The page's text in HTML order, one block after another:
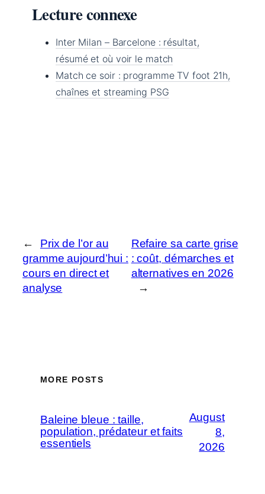
Lecture connexe
Inter Milan – Barcelone : résultat,
résumé et où voir le match
Match ce soir : programme TV foot 21h,
chaînes et streaming PSG
←
Prix de l’or au
gramme aujourd’hui :
cours en direct et
analyse
Refaire sa carte grise
: coût, démarches et
alternatives en 2026
→
MORE POSTS
Baleine bleue : taille,
population, prédateur et faits
essentiels
August
8,
2026